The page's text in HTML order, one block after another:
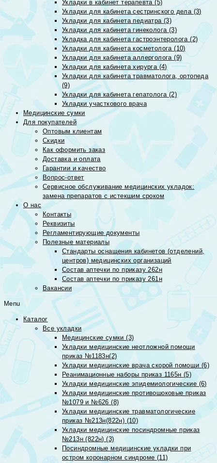
Укладки в кабинет терапевта (5)
Укладки для кабинета сестринского дела (3)
Укладки для кабинета педиатра (3)
Укладки для кабинета гинеколога (3)
Укладка для кабинета гастроэнтеролога (2)
Укладки для кабинета косметолога (10)
Укладки для кабинета аллерголога (9)
Укладки для кабинета хирурга (4)
Укладки для кабинета травматолога, ортопеда
(9)
Укладки для кабинета гепатолога (2)
Укладки участкового врача
Медицинские сумки
Для покупателей
Оптовым клиентам
Скидки
Как оформить заказ
Доставка и оплата
Гарантии и качество
Вопрос-ответ
Сервисное обслуживание медицинских укладок:
замена препаратов с истекшим сроком
О нас
Контакты
Реквизиты
Регламентирующие документы
Полезные материалы
Стандарты оснащения кабинетов (отделений,
центров) медицинских организаций
Состав аптечки по приказу 262н
Состав аптечки по приказу 261н
Вакансии
Menu
Каталог
Все укладки
Медицинские сумки (3)
Укладки медицинские неотложной помощи
приказ №1183н(2)
Укладки медицинские врача скорой помощи (6)
Реанимационные наборы приказ 1165н (5)
Укладки медицинские эпидемиологические (6)
Укладки медицинские противошоковые приказ
№1079 и №626 (8)
Укладки медицинские травматологические
приказ №213н(822н) (10)
Укладки медицинские посиндромные приказ
№213н (822н) (3)
Посиндромные медицинские укладки при
остром коронарном синдроме (11)